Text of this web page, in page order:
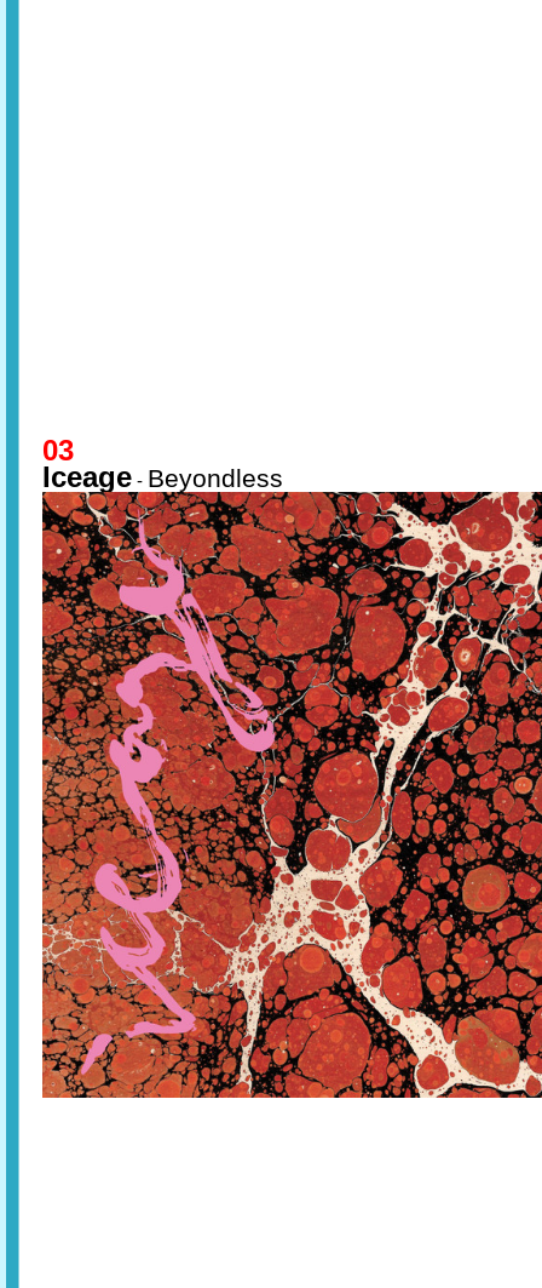
03
Iceage - Beyondless